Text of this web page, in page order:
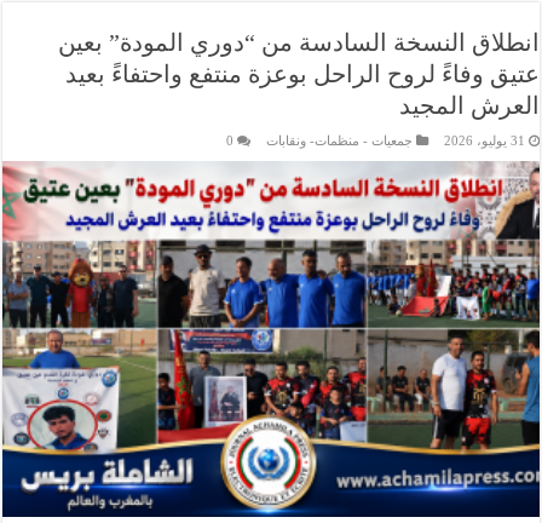
انطلاق النسخة السادسة من “دوري المودة” بعين
عتيق وفاءً لروح الراحل بوعزة منتفع واحتفاءً بعيد
العرش المجيد
31 يوليو، 2026 جمعيات - منظمات- ونقابات 0